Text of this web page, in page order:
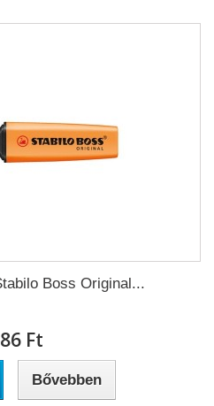
Boss Original...
Ft‎
Bővebben